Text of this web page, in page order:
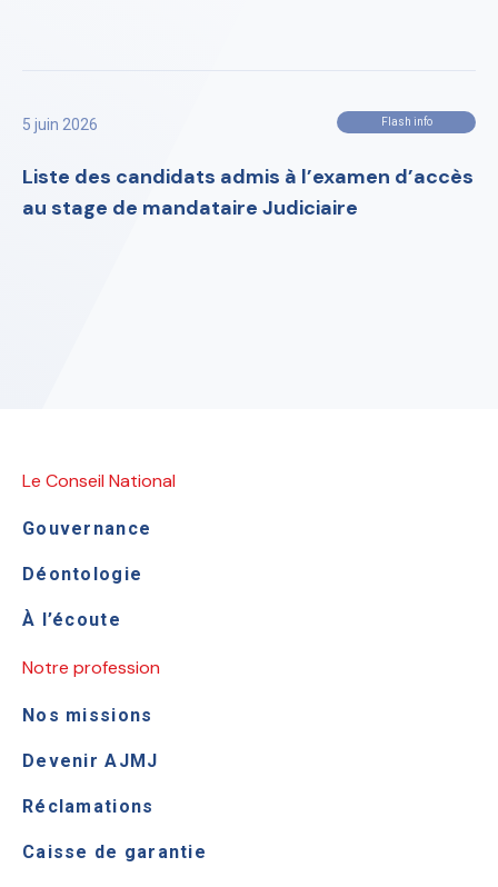
5 juin 2026 Flash info
Liste des candidats admis à l’examen d’accès
au stage de mandataire Judiciaire
Le Conseil National
Gouvernance
Déontologie
À l’écoute
Notre profession
Nos missions
Devenir AJMJ
Réclamations
Caisse de garantie